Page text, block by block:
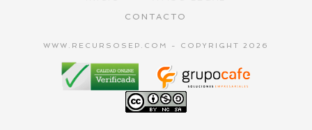
CONTACTO
WWW.RECURSOSEP.COM - COPYRIGHT 2026